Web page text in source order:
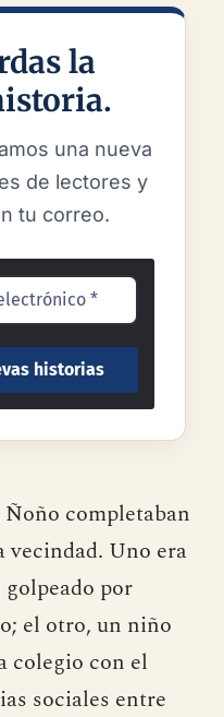
la
una nueva
de lectores y
tu correo.
completaban
vecindad. Uno era
por
el otro, un niño
colegio con el
sociales entre